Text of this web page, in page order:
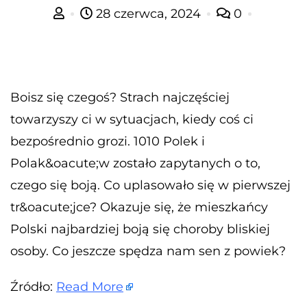
28 czerwca, 2024 0
Boisz się czegoś? Strach najczęściej
towarzyszy ci w sytuacjach, kiedy coś ci
bezpośrednio grozi. 1010 Polek i
Polak&oacute;w zostało zapytanych o to,
czego się boją. Co uplasowało się w pierwszej
tr&oacute;jce? Okazuje się, że mieszkańcy
Polski najbardziej boją się choroby bliskiej
osoby. Co jeszcze spędza nam sen z powiek?
Źródło: Read More